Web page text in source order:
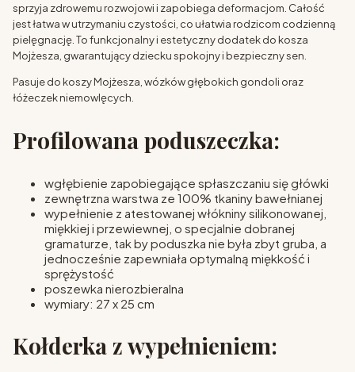
sprzyja zdrowemu rozwojowi i zapobiega deformacjom. Całość
jest łatwa w utrzymaniu czystości, co ułatwia rodzicom codzienną
pielęgnację. To funkcjonalny i estetyczny dodatek do kosza
Mojżesza, gwarantujący dziecku spokojny i bezpieczny sen.
Pasuje do koszy Mojżesza, wózków głębokich gondoli oraz
łóżeczek niemowlęcych.
Profilowana poduszeczka:
wgłębienie zapobiegające spłaszczaniu się główki
zewnętrzna warstwa ze 100% tkaniny bawełnianej
wypełnienie z atestowanej włókniny silikonowanej,
miękkiej i przewiewnej, o specjalnie dobranej
gramaturze, tak by poduszka nie była zbyt gruba, a
jednocześnie zapewniała optymalną miękkość i
sprężystość
poszewka nierozbieralna
wymiary: 27 x 25 cm
Kołderka z wypełnieniem: